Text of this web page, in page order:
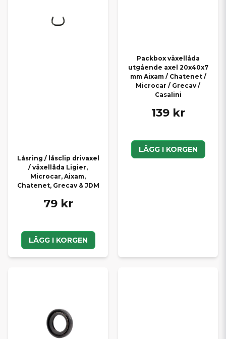
Låsring / låsclip drivaxel
/ växellåda Ligier,
Microcar, Aixam,
Chatenet, Grecav & JDM
79 kr
LÄGG I KORGEN
Packbox växellåda
utgående axel 20x40x7
mm Aixam / Chatenet /
Microcar / Grecav /
Casalini
139 kr
LÄGG I KORGEN